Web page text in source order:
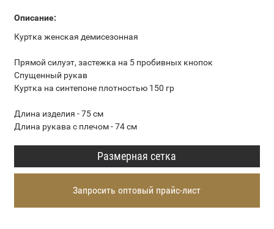
Описание:
Куртка женская демисезонная
Прямой силуэт, застежка на 5 пробивных кнопок
Спущенный рукав
Куртка на синтепоне плотностью 150 гр
Длина изделия - 75 см
Длина рукава с плечом - 74 см
Размерная сетка
Запросить оптовый прайс-лист